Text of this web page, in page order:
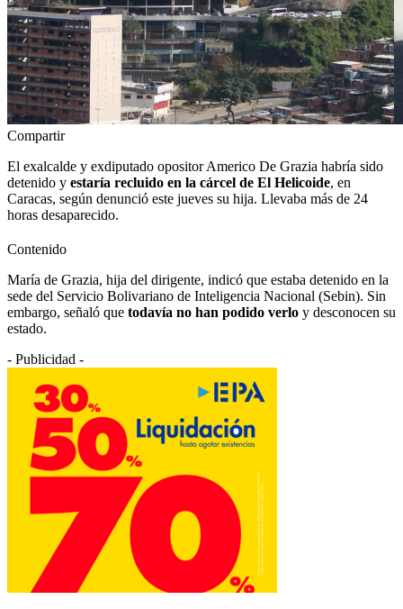
Compartir
El exalcalde y exdiputado opositor Americo De Grazia habría sido
detenido y estaría recluido en la cárcel de El Helicoide, en
Caracas, según denunció este jueves su hija. Llevaba más de 24
horas desaparecido.
Contenido
María de Grazia, hija del dirigente, indicó que estaba detenido en la
sede del Servicio Bolivariano de Inteligencia Nacional (Sebin). Sin
embargo, señaló que todavía no han podido verlo y desconocen su
estado.
- Publicidad -